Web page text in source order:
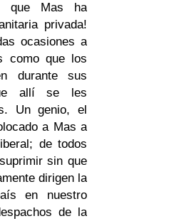
que Mas ha
privada!
ocasiones a
como que los
durante sus
allí se les
Un genio, el
a Mas a
de todos
sin que
dirigen la
en nuestro
de la